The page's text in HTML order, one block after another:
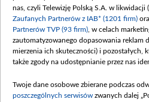
nas, czyli Telewizję Polską S.A. w likwidacji
Zaufanych Partnerów z IAB* (1201 firm)
Partnerów TVP (93 firm) , w celach
zautomatyzowanego dopasowania reklam
mierzenia ich skuteczności) i pozostałych,
także zgody na udostępnianie przez nas
Twoje dane osobowe zbierane podczas
poszczególnych serwisów zwanych dalej